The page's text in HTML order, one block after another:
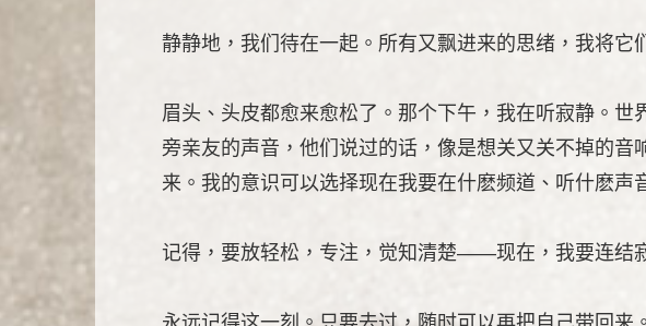
静静地，我们待在一起。所有又飘进来的思绪，我将它
眉头、头皮都愈来愈松了。那个下午，我在听寂静。
旁亲友的声音，他们说过的话，像是想关又关不掉的
来。我的意识可以选择现在我要在什麽频道、听什麽声
记得，要放轻松，专注，觉知清楚——现在，我要连结